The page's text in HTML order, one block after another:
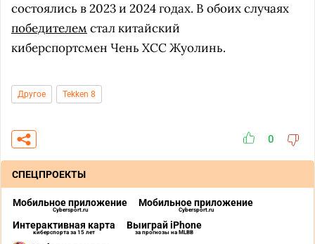
состоялись в 2023 и 2024 годах. В обоих случаях
победителем стал китайский
киберспортсмен Чень XCC Жуолинь.
Другое Tekken 8
0
СПЕЦПРОЕКТЫ
Мобильное приложение
Cybersport.ru
Мобильное приложение
Cybersport.ru
Интерактивная карта
киберспорта за 15 лет
Выиграй iPhone
за прогнозы на MLBB